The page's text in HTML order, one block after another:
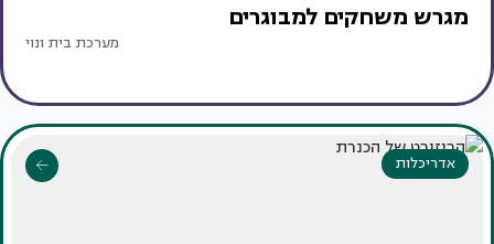
מגרש משחקים למבוגרים
מערכת בית ונוי
אדריכלות